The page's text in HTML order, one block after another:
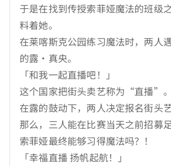
于是在找到传授索菲娅魔法的班级
料着她。
在莱喀斯克公园练习魔法时，两人
的露・真央。
「和我一起直播吧！」
这个国家把街头卖艺称为“直播”。
在露的鼓动下，两人决定报名街头
那么，三人能在比赛当天之前招募
索菲娅最终能够习得魔法吗？！
「幸福直播 扬帆起航！」